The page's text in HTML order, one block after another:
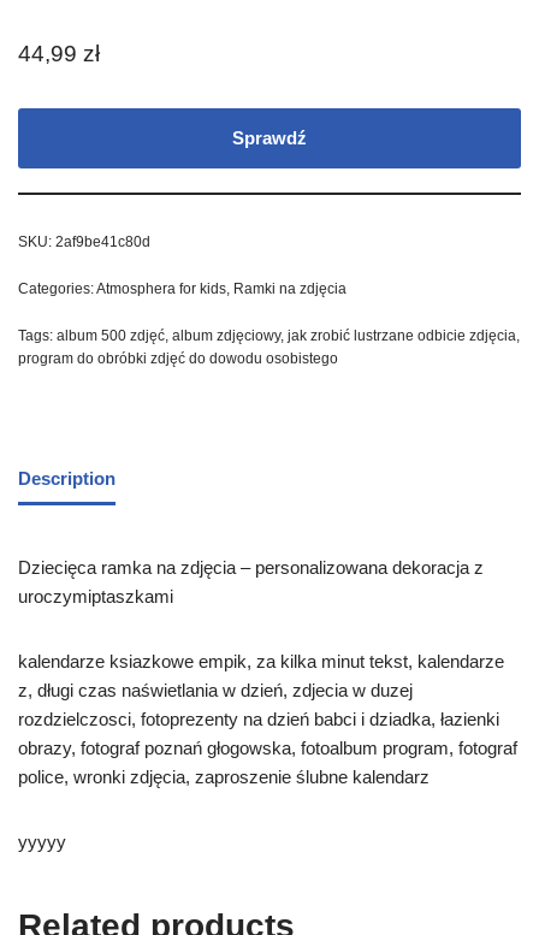
44,99 zł
Sprawdź
SKU: 2af9be41c80d
Categories:Atmosphera for kids, Ramki na zdjęcia
Tags: album 500 zdjęć, album zdjęciowy, jak zrobić lustrzane odbicie zdjęcia,
program do obróbki zdjęć do dowodu osobistego
Description
Dziecięca ramka na zdjęcia – personalizowana dekoracja z
uroczymiptaszkami
kalendarze ksiazkowe empik, za kilka minut tekst, kalendarze
z, długi czas naświetlania w dzień, zdjecia w duzej
rozdzielczosci, fotoprezenty na dzień babci i dziadka, łazienki
obrazy, fotograf poznań głogowska, fotoalbum program, fotograf
police, wronki zdjęcia, zaproszenie ślubne kalendarz
yyyyy
Related products